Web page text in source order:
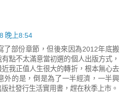
晚上8:54
了部份章節，但後來因為2012年底搬
點不太滿意當初選的個人出版方式，
我正值人生很大的轉折，根本無心去
外的是，倒是為了一半經濟，一半興
社發行生活實用書，趕在秋季上市。